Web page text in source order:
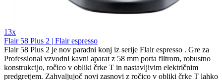
13x
Flair 58 Plus 2 | Flair espresso
Flair 58 Plus 2 je nov paradni konj iz serije Flair espresso . Gre za
Professional vzvodni kavni aparat z 58 mm porta filtrom, robustno
konstrukcijo, ročico v obliki črke T in nastavljivim električnim
predgretjem. Zahvaljujoč novi zasnovi z ročico v obliki črke T lahko